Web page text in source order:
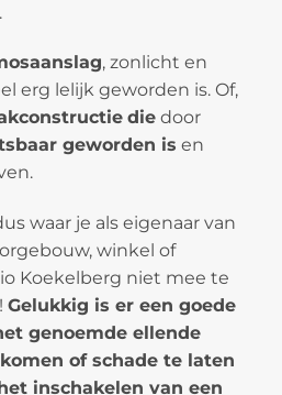
, zonlicht en
erg lelijk geworden is. Of,
die door
geworden is en
waar je als eigenaar van
winkel of
Koekelberg niet mee te
Gelukkig is er een goede
genoemde ellende
of schade te laten
inschakelen van een